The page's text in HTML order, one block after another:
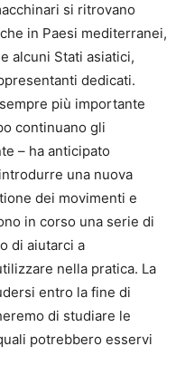
si ritrovano
in Paesi mediterranei,
alcuni Stati asiatici,
dedicati.
più importante
continuano gli
– ha anticipato
una nuova
dei movimenti e
in corso una serie di
di aiutarci a
nella pratica. La
entro la fine di
di studiare le
potrebbero esservi